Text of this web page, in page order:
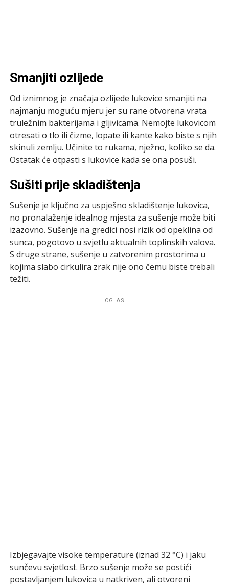
Smanjiti ozlijede
Od iznimnog je značaja ozlijede lukovice smanjiti na
najmanju moguću mjeru jer su rane otvorena vrata
truležnim bakterijama i gljivicama. Nemojte lukovicom
otresati o tlo ili čizme, lopate ili kante kako biste s njih
skinuli zemlju. Učinite to rukama, nježno, koliko se da.
Ostatak će otpasti s lukovice kada se ona posuši.
Sušiti prije skladištenja
Sušenje je ključno za uspješno skladištenje lukovica,
no pronalaženje idealnog mjesta za sušenje može biti
izazovno. Sušenje na gredici nosi rizik od opeklina od
sunca, pogotovo u svjetlu aktualnih toplinskih valova.
S druge strane, sušenje u zatvorenim prostorima u
kojima slabo cirkulira zrak nije ono čemu biste trebali
težiti.
OGLAS
Izbjegavajte visoke temperature (iznad 32 °C) i jaku
sunčevu svjetlost. Brzo sušenje može se postići
postavljanjem lukovica u natkriven, ali otvoreni